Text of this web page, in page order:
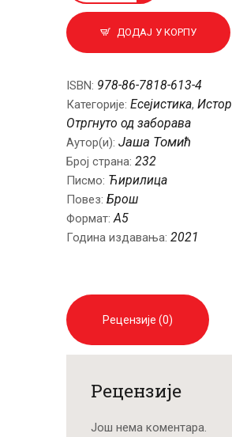
Албанији
и
око
1912.
и
1913.
године
количина
ДОДАЈ У КОРПУ
ISBN: 978-86-7818-613-4
Категорије: Есејистика,
Отргнуто од заборава
Аутор(и): Јаша Томић
Број страна: 232
Писмо: Ћирилица
Повез: Брош
Формат:A5
Година издавања: 2021
Рецензије (0)
Рецензије
Још нема коментара.